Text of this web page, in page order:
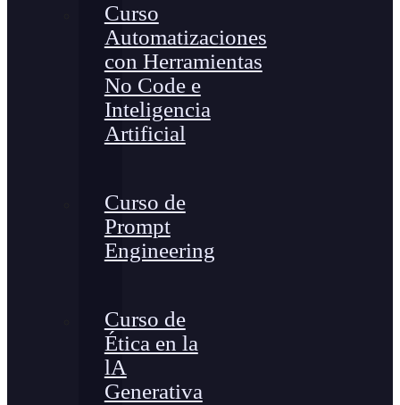
Curso
Automatizaciones
con Herramientas
No Code e
Inteligencia
Artificial
Curso de
Prompt
Engineering
Curso de
Ética en la
lA
Generativa